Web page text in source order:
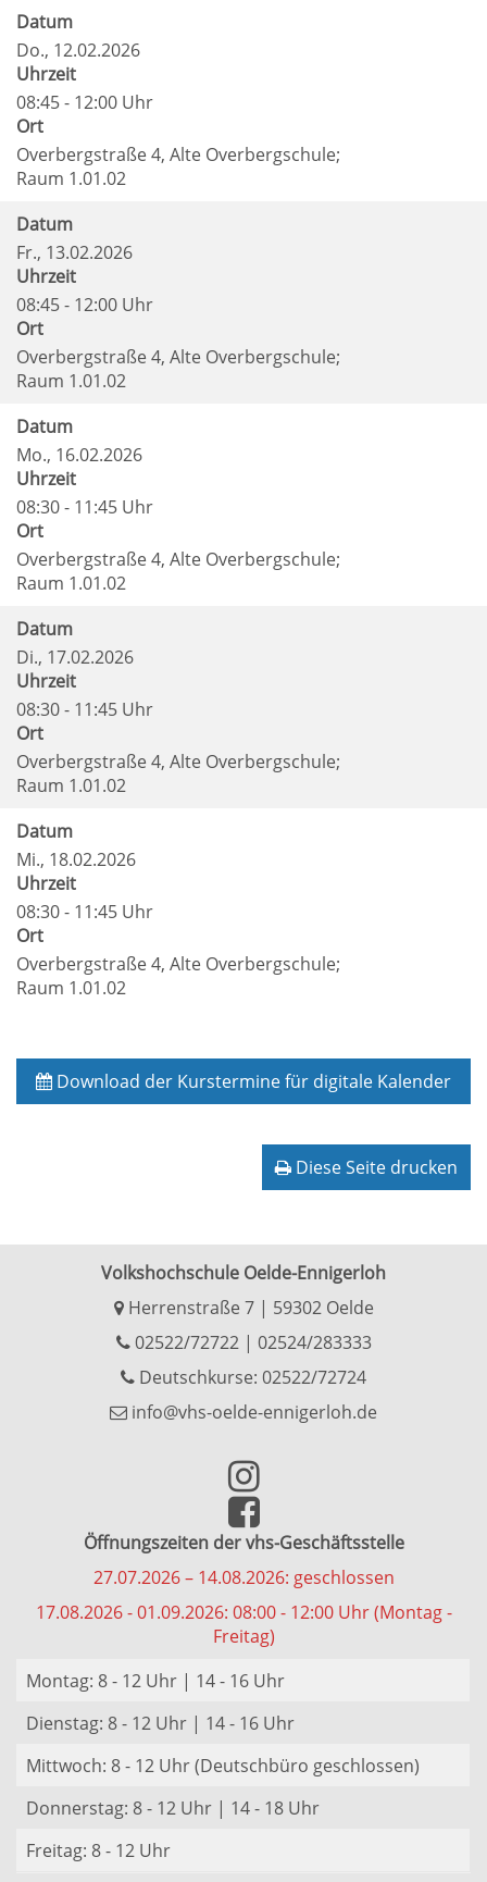
Datum
Do., 12.02.2026
Uhrzeit
08:45 - 12:00 Uhr
Ort
Overbergstraße 4, Alte Overbergschule;
Raum 1.01.02
Datum
Fr., 13.02.2026
Uhrzeit
08:45 - 12:00 Uhr
Ort
Overbergstraße 4, Alte Overbergschule;
Raum 1.01.02
Datum
Mo., 16.02.2026
Uhrzeit
08:30 - 11:45 Uhr
Ort
Overbergstraße 4, Alte Overbergschule;
Raum 1.01.02
Datum
Di., 17.02.2026
Uhrzeit
08:30 - 11:45 Uhr
Ort
Overbergstraße 4, Alte Overbergschule;
Raum 1.01.02
Datum
Mi., 18.02.2026
Uhrzeit
08:30 - 11:45 Uhr
Ort
Overbergstraße 4, Alte Overbergschule;
Raum 1.01.02
Download der Kurstermine für digitale Kalender
Diese Seite drucken
Volkshochschule Oelde-Ennigerloh
Herrenstraße 7 | 59302 Oelde
02522/72722| 02524/283333
Deutschkurse: 02522/72724
info@vhs-oelde-ennigerloh.de
Öffnungszeiten der vhs-Geschäftsstelle
27.07.2026 – 14.08.2026: geschlossen
17.08.2026 - 01.09.2026: 08:00 - 12:00 Uhr (Montag -
Freitag)
Montag: 8 - 12 Uhr | 14 - 16 Uhr
Dienstag: 8 - 12 Uhr | 14 - 16 Uhr
Mittwoch: 8 - 12 Uhr (Deutschbüro geschlossen)
Donnerstag: 8 - 12 Uhr | 14 - 18 Uhr
Freitag: 8 - 12 Uhr